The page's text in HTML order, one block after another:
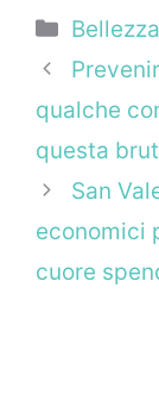
Bellezza
qualche
questa
San
economici
cuore